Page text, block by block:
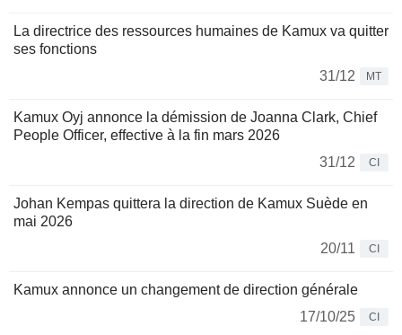
La directrice des ressources humaines de Kamux va quitter
ses fonctions
31/12
MT
Kamux Oyj annonce la démission de Joanna Clark, Chief
People Officer, effective à la fin mars 2026
31/12
CI
Johan Kempas quittera la direction de Kamux Suède en
mai 2026
20/11
CI
Kamux annonce un changement de direction générale
17/10/25
CI